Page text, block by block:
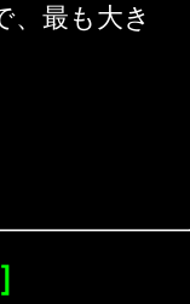
、最も大き